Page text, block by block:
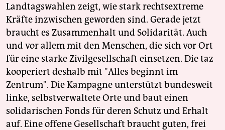
Landtagswahlen zeigt, wie stark rechtsextreme
Kräfte inzwischen geworden sind. Gerade jetzt
braucht es Zusammenhalt und Solidarität. Auch
und vor allem mit den Menschen, die sich vor Ort
für eine starke Zivilgesellschaft einsetzen. Die taz
kooperiert deshalb mit "Alles beginnt im
Zentrum". Die Kampagne unterstützt bundesweit
linke, selbstverwaltete Orte und baut einen
solidarischen Fonds für deren Schutz und Erhalt
auf. Eine offene Gesellschaft braucht guten, frei